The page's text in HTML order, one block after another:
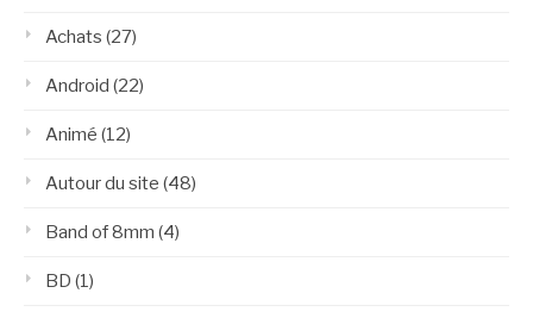
Achats (27)
Android (22)
Animé (12)
Autour du site (48)
Band of 8mm (4)
BD (1)